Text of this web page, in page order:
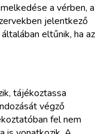
a vérben, a
jelentkező
eltűnik, ha az
tájékoztassa
végző
fel nem